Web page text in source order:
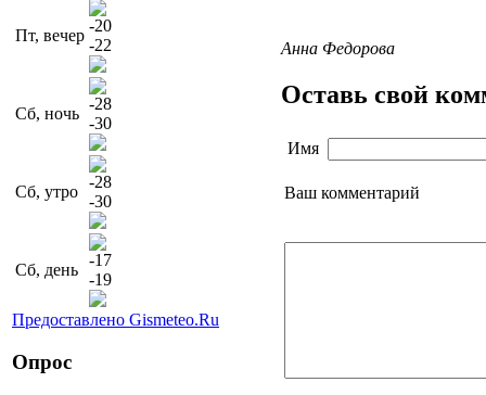
Пт, вечер
-20
-22
Сб, ночь
-28
-30
Сб, утро
-28
-30
Сб, день
-17
-19
Предоставлено Gismeteo.Ru
Опрос
Анна Федорова
Оставь свой
Имя
Ваш комментарий